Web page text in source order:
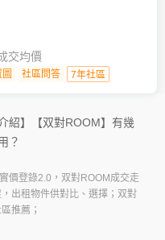
社區問答 7年社區
交均價
紹】
【双對ROOM】有幾
？
價登錄2.0，双對ROOM成交走
出租物件供對比、選擇；双對
推薦；